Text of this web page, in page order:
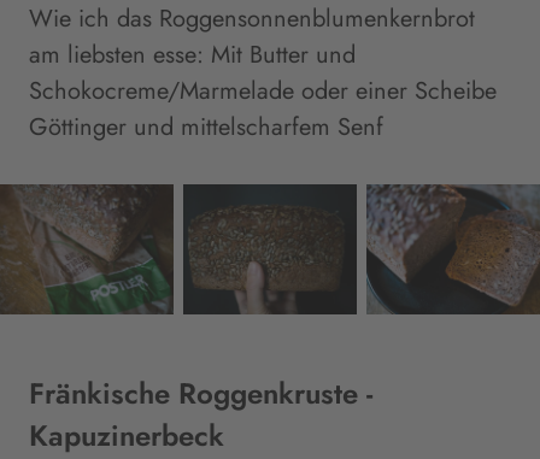
Wie ich das Roggensonnenblumenkernbrot
am liebsten esse: Mit Butter und
Schokocreme/Marmelade oder einer Scheibe
Göttinger und mittelscharfem Senf
Fränkische Roggenkruste -
Kapuzinerbeck